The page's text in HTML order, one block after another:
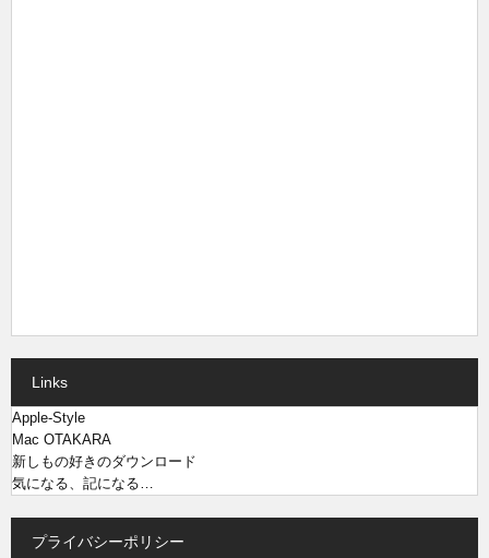
Links
Apple-Style
Mac OTAKARA
新しもの好きのダウンロード
気になる、記になる…
プライバシーポリシー